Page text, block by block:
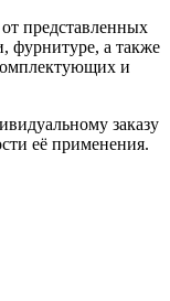
представленных
фурнитуре, а также
и
заказу
её применения.